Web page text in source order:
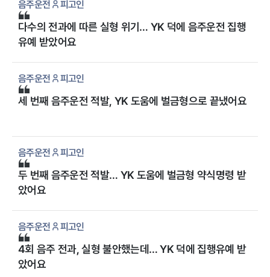
음주운전 피고인
다수의 전과에 따른 실형 위기… YK 덕에 음주운전 집행
유예 받았어요
음주운전 피고인
세 번째 음주운전 적발, YK 도움에 벌금형으로 끝냈어요
음주운전 피고인
두 번째 음주운전 적발… YK 도움에 벌금형 약식명령 받
았어요
음주운전 피고인
4회 음주 전과, 실형 불안했는데… YK 덕에 집행유예 받
았어요